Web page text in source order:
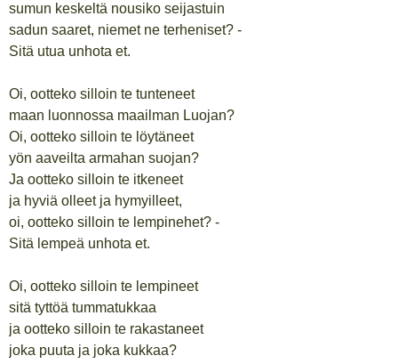
sumun keskeltä nousiko seijastuin
sadun saaret, niemet ne terheniset? -
Sitä utua unhota et.
Oi, ootteko silloin te tunteneet
maan luonnossa maailman Luojan?
Oi, ootteko silloin te löytäneet
yön aaveilta armahan suojan?
Ja ootteko silloin te itkeneet
ja hyviä olleet ja hymyilleet,
oi, ootteko silloin te lempinehet? -
Sitä lempeä unhota et.
Oi, ootteko silloin te lempineet
sitä tyttöä tummatukkaa
ja ootteko silloin te rakastaneet
joka puuta ja joka kukkaa?